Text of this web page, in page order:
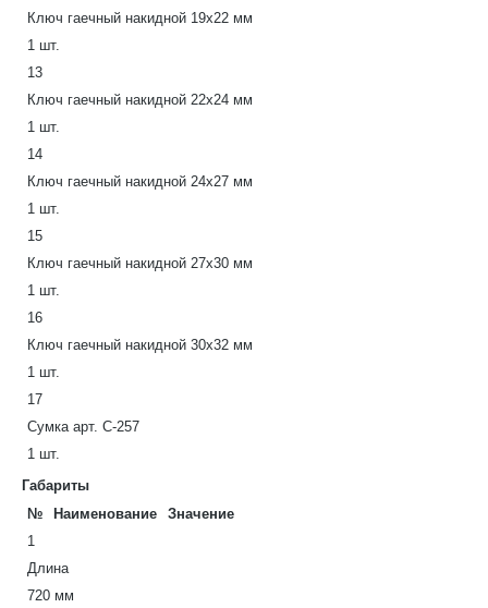
Ключ гаечный накидной 19х22 мм
1 шт.
13
Ключ гаечный накидной 22х24 мм
1 шт.
14
Ключ гаечный накидной 24х27 мм
1 шт.
15
Ключ гаечный накидной 27х30 мм
1 шт.
16
Ключ гаечный накидной 30х32 мм
1 шт.
17
Сумка арт. С-257
1 шт.
Габариты
№
Наименование
Значение
1
Длина
720 мм